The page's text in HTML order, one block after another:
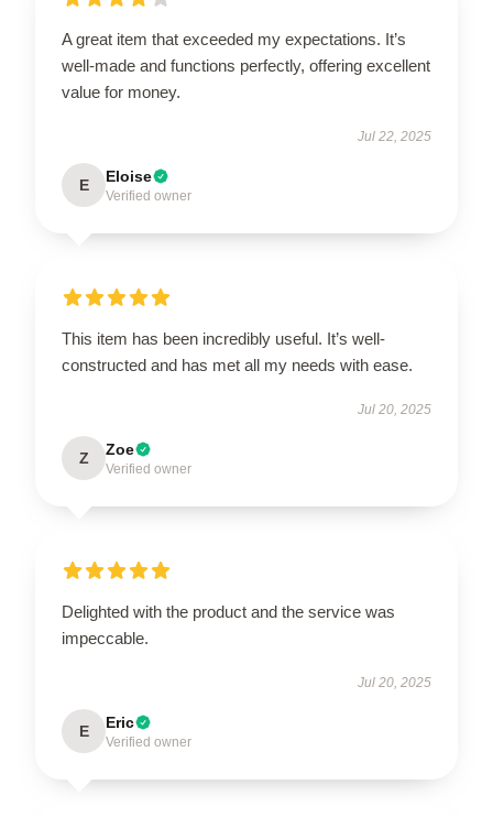
A great item that exceeded my expectations. It’s
well-made and functions perfectly, offering excellent
value for money.
Jul 22, 2025
E Eloise
Verified owner
This item has been incredibly useful. It’s well-
constructed and has met all my needs with ease.
Jul 20, 2025
Z Zoe
Verified owner
Delighted with the product and the service was
impeccable.
Jul 20, 2025
E Eric
Verified owner